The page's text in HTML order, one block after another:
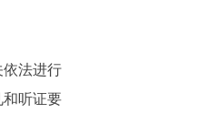
法进行
和听证要